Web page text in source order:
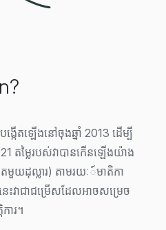
ើតឡើងនៅចុងឆ្នាំ 2013 ដើម្បី
តម្លៃរបស់វាបានកើនឡើងយ៉ាង
មួយដុល្លារ) តាមរយៈ៍មាតិកា
វាជាជម្រើសដែលអាចសម្រេច
ារ។